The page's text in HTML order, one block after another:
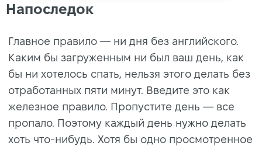
Напоследок
Главное правило — ни дня без английского.
Каким бы загруженным ни был ваш день, как
бы ни хотелось спать, нельзя этого делать без
отработанных пяти минут. Введите это как
железное правило. Пропустите день — все
пропало. Поэтому каждый день нужно делать
хоть что-нибудь. Хотя бы одно просмотренное